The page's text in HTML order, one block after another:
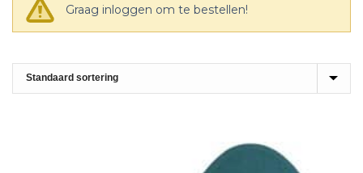
Graag inloggen om te bestellen!